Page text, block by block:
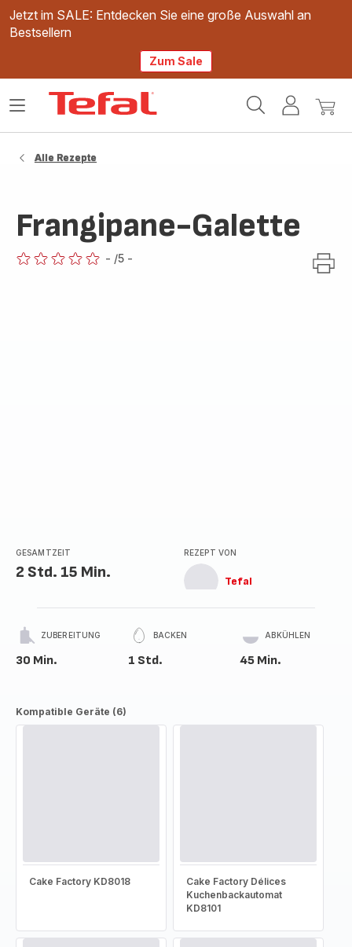
Jetzt im SALE: Entdecken Sie eine große Auswahl an
Bestsellern
Zum Sale
Mein
Mein
Das
Alle Rezepte
Frangipane-Galette
- /5 -
GESAMTZEIT
2 Std. 15 Min.
REZEPT VON
Tefal
ZUBEREITUNG
30 Min.
BACKEN
1 Std.
ABKÜHLEN
45 Min.
Kompatible Geräte (6)
Cake Factory KD8018
Cake Factory Délices
Kuchenbackautomat
KD8101